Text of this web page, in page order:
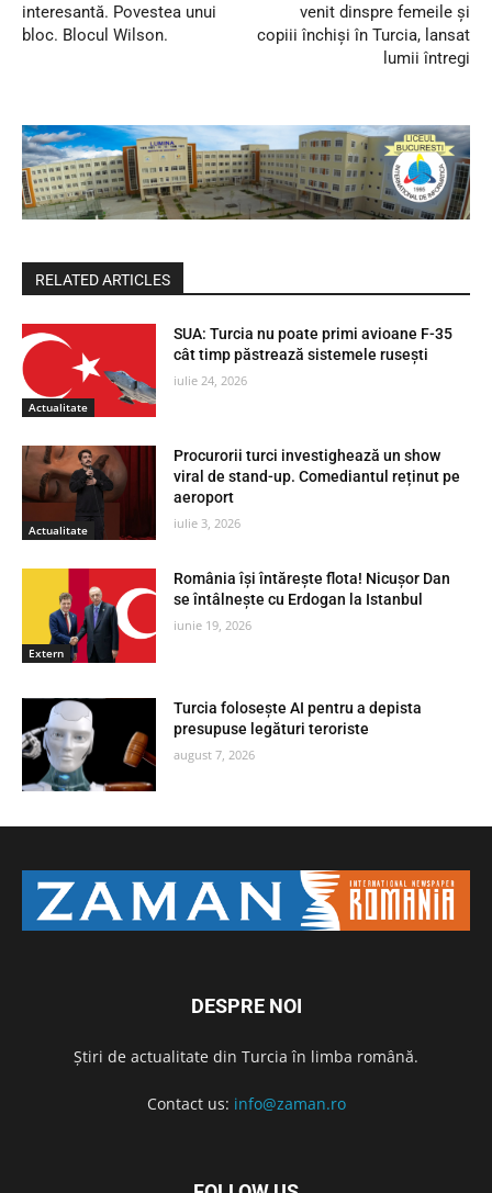
interesantă. Povestea unui
bloc. Blocul Wilson.
venit dinspre femeile şi
copiii închişi în Turcia, lansat
lumii întregi
RELATED ARTICLES
Actualitate
SUA: Turcia nu poate primi avioane F-35
cât timp păstrează sistemele rusești
iulie 24, 2026
Actualitate
Procurorii turci investighează un show
viral de stand-up. Comediantul reținut pe
aeroport
iulie 3, 2026
Extern
România își întărește flota! Nicușor Dan
se întâlnește cu Erdogan la Istanbul
iunie 19, 2026
Turcia folosește AI pentru a depista
presupuse legături teroriste
august 7, 2026
DESPRE NOI
Știri de actualitate din Turcia în limba română.
Contact us: info@zaman.ro